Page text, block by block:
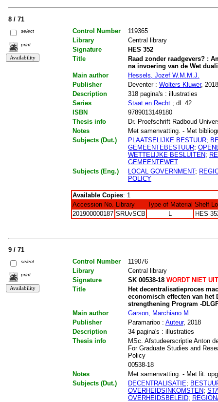
8 / 71
select
print
Control Number
119365
Library
Central library
Signature
HES 352
Title
Raad zonder raadgevers? :
na invoering van de Wet
Main author
Hessels, Jozef W.M.M.J.
Publisher
Deventer : Wolters Kluwer, 2018
Description
318 pagina's : illustraties
Series
Staat en Recht; dl. 42
ISBN
9789013149180
Thesis info
Dr. Proefschrift Radboud
Notes
Met samenvatting. - Met
Subjects (Dut.)
PLAATSELIJKE BESTUUR;
GEMEENTEBESTUUR;
WETTELIJKE BESLUITEN;
GEMEENTEWET
Subjects (Eng.)
LOCAL GOVERNMENT;
POLICY
Available Copies: 1
Accession No. Library Type of Material Shelf
201900000187 SRUvSCB L HES
9 / 71
select
print
Control Number
119076
Library
Central library
Signature
SK 00538-18WORDT NIET
Title
Het decentralisatieproces
economisch effecten van het
strengthening Program -
Main author
Garson, Marchiano M.
Publisher
Paramaribo : Auteur, 2018
Description
34 pagina's : illustraties
Thesis info
MSc. Afstudeerscriptie Anton
For Graduate Studies and
Policy
00538-18
Notes
Met samenvatting. - Met lit.
Subjects (Dut.)
DECENTRALISATIE;
OVERHEIDSINKOMSTEN;
OVERHEIDSBELEID;